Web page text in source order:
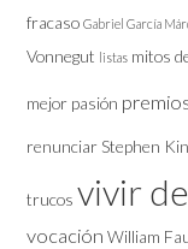
fracaso Gabriel García
Vonnegut listas mitos
mejor pasión
renunciar Stephen
trucos vivir
vocación William